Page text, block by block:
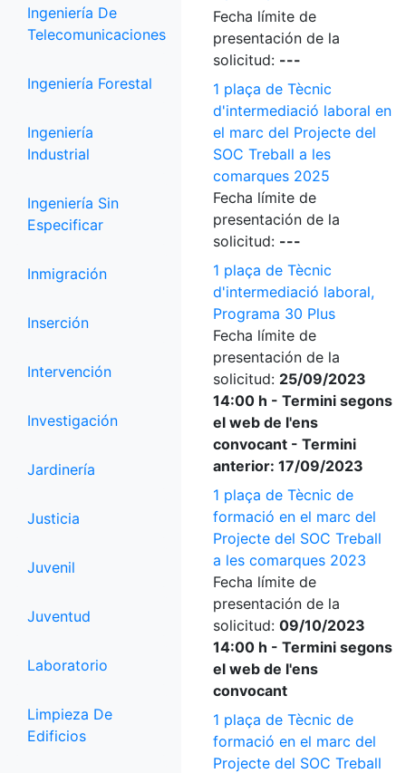
Ingeniería De
Telecomunicaciones
Ingeniería Forestal
Ingeniería
Industrial
Ingeniería Sin
Especificar
Inmigración
Inserción
Intervención
Investigación
Jardinería
Justicia
Juvenil
Juventud
Laboratorio
Limpieza De
Edificios
Fecha límite de
presentación de la
solicitud: ---
1 plaça de Tècnic
d'intermediació laboral en
el marc del Projecte del
SOC Treball a les
comarques 2025
Fecha límite de
presentación de la
solicitud: ---
1 plaça de Tècnic
d'intermediació laboral,
Programa 30 Plus
Fecha límite de
presentación de la
solicitud: 25/09/2023
14:00 h - Termini segons
el web de l'ens
convocant - Termini
anterior: 17/09/2023
1 plaça de Tècnic de
formació en el marc del
Projecte del SOC Treball
a les comarques 2023
Fecha límite de
presentación de la
solicitud: 09/10/2023
14:00 h - Termini segons
el web de l'ens
convocant
1 plaça de Tècnic de
formació en el marc del
Projecte del SOC Treball